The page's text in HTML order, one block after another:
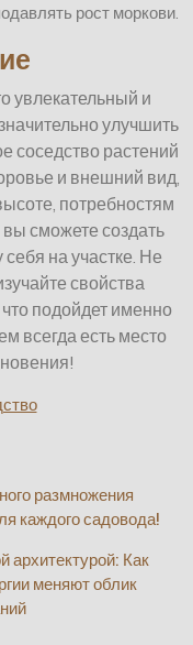
рост моркови.
увлекательный и
улучшить
соседство растений
и внешний вид,
потребностям
сможете создать
на участке. Не
свойства
подойдет именно
всегда есть место
размножения
каждого садовода!
архитектурой: Как
меняют облик